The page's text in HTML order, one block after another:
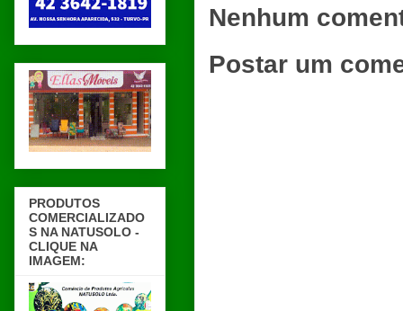
Nenhum
Postar um
PRODUTOS
COMERCIALIZADO
S NA NATUSOLO -
CLIQUE NA
IMAGEM: